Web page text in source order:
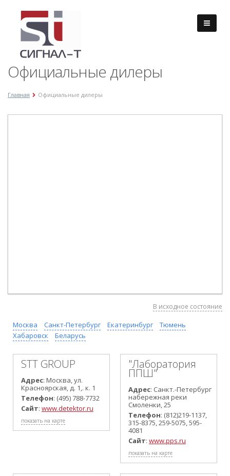
Официальные дилеры
Главная Официальные дилеры
В исходное состояние
Москва Санкт-Петербург Екатеринбург
Тюмень
Хабаровск
Беларусь
STT GROUP
Адрес: Москва, ул.
Красноярская, д. 1,. к. 1
Телефон: (495) 788-7732
Сайт: www.detektor.ru
показать на карте
"Лаборатория
ППШ"
Адрес: Санкт.-Петербург
набережная реки
Смоленки, 25
Телефон: (812)219-1137,
315-8375, 259-5075, 595-
4081
Сайт: www.pps.ru
показать на карте